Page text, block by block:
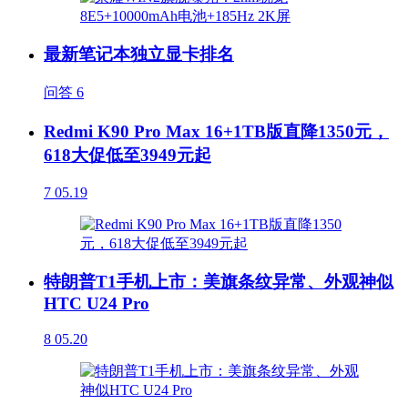
最新笔记本独立显卡排名
问答 6
Redmi K90 Pro Max 16+1TB版直降1350元，
618大促低至3949元起
7 05.19
特朗普T1手机上市：美旗条纹异常、外观神似
HTC U24 Pro
8 05.20